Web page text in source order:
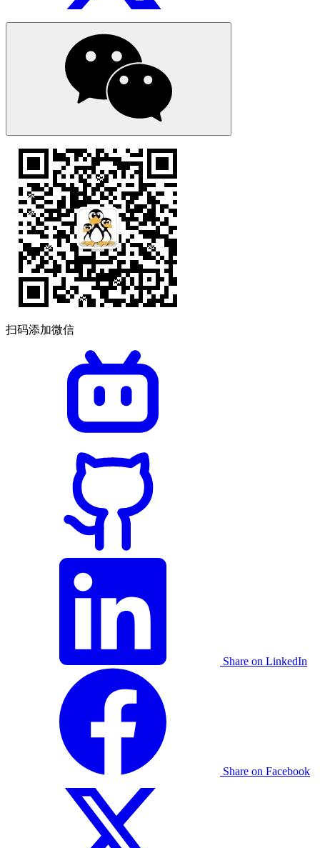
扫码添加微信
Share on LinkedIn
Share on Facebook